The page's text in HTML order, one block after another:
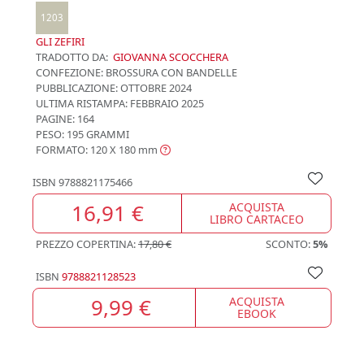
1203
GLI ZEFIRI
TRADOTTO DA: GIOVANNA SCOCCHERA
CONFEZIONE: BROSSURA CON BANDELLE
PUBBLICAZIONE:OTTOBRE 2024
ULTIMA RISTAMPA: FEBBRAIO 2025
PAGINE: 164
PESO: 195 GRAMMI
FORMATO: 120 X 180 mm
ISBN 9788821175466
16,91 € ACQUISTA
LIBRO CARTACEO
PREZZO COPERTINA:17,80 € SCONTO:5%
ISBN 9788821128523
9,99 € ACQUISTA
EBOOK